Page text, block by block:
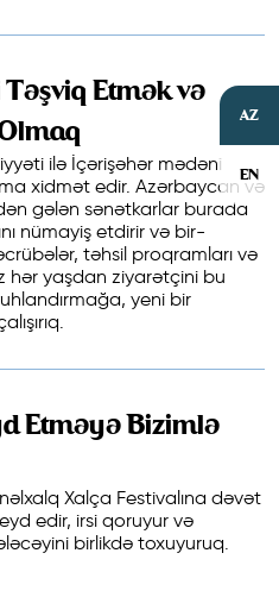
AZ
EN
Etmək və
ilə İçərişəhər mədəni
xidmət edir. Azərbaycan və
gələn sənətkarlar burada
nümayiş etdirir və bir-
təhsil proqramları və
hər yaşdan ziyarətçini bu
yeni bir
Etməyə Bizimlə
Xalça Festivalına dəvət
edir, irsi qoruyur və
birlikdə toxuyuruq.